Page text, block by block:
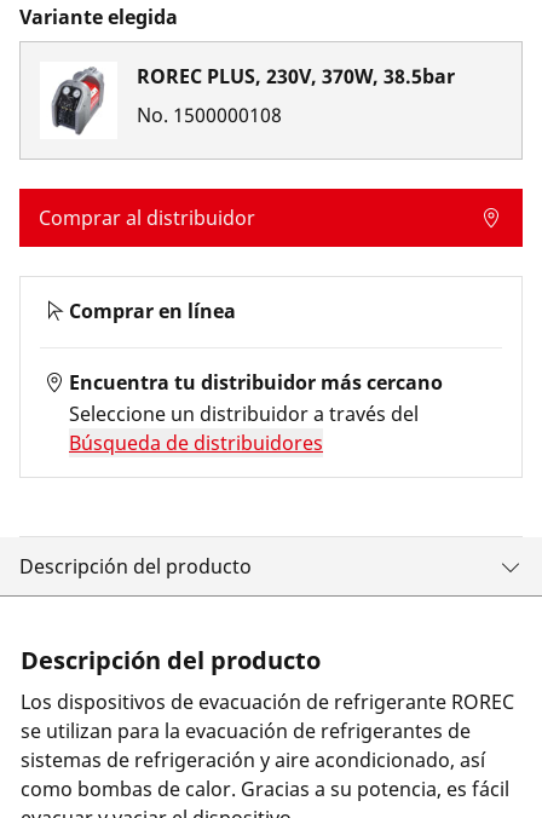
Variante elegida
ROREC PLUS, 230V, 370W, 38.5bar
No. 1500000108
Comprar al distribuidor
Comprar en línea
Encuentra tu distribuidor más cercano
Seleccione un distribuidor a través del
Búsqueda de distribuidores
Descripción del producto
Descripción del producto
Los dispositivos de evacuación de refrigerante ROREC
se utilizan para la evacuación de refrigerantes de
sistemas de refrigeración y aire acondicionado, así
como bombas de calor. Gracias a su potencia, es fácil